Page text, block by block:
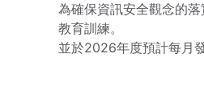
為確保資訊安全觀念的
教育訓練。
並於2026年度預計每月